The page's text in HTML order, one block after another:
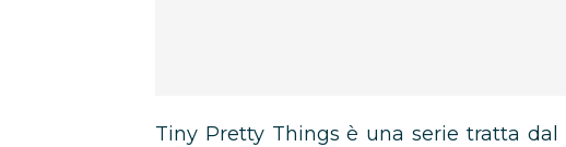
Tiny Pretty Things è una serie tratta dal